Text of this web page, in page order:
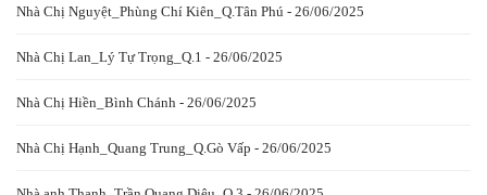
Nhà Chị Nguyệt_Phùng Chí Kiên_Q.Tân Phú - 26/06/2025
Nhà Chị Lan_Lý Tự Trọng_Q.1 - 26/06/2025
Nhà Chị Hiền_Bình Chánh - 26/06/2025
Nhà Chị Hạnh_Quang Trung_Q.Gò Vấp - 26/06/2025